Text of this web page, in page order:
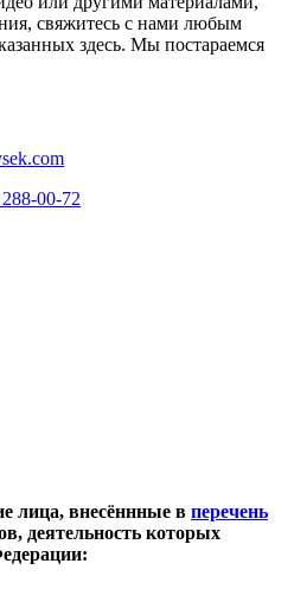
свяжитесь с нами любым
здесь. Мы постараемся
00-72
лица, внесённные в перечень
деятельность которых